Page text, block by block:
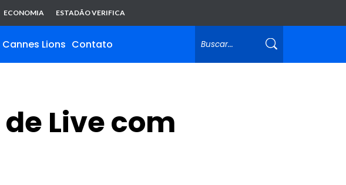
ECONOMIA ESTADÃO VERIFICA
Cannes Lions Contato
Live com